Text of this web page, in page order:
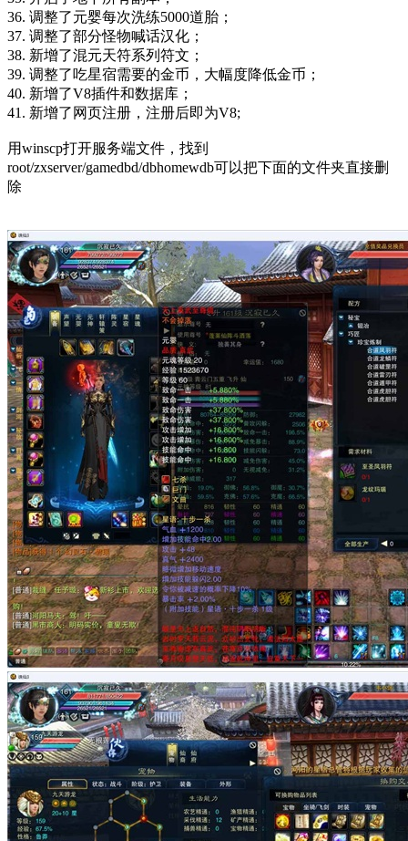
36. 调整了元婴每次洗练5000道胎；
37. 调整了部分怪物喊话汉化；
38. 新增了混元天符系列符文；
39. 调整了吃星宿需要的金币，大幅度降低金币；
40. 新增了V8插件和数据库；
41. 新增了网页注册，注册后即为V8;
用winscp打开服务端文件，找到
root/zxserver/gamedbd/dbhomewdb可以把下面的文件夹直接删
除